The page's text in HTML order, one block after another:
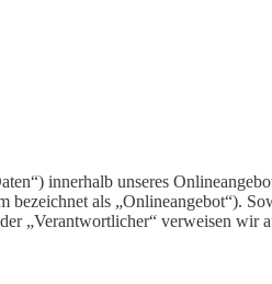
innerhalb unseres
als „Onlineangebot“).
„Verantwortlicher“ verweisen wir